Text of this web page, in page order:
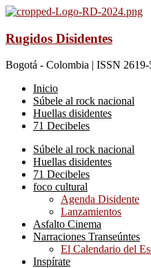
Rugidos Disidentes
Bogotá - Colombia | ISSN 2619-
Inicio
Súbele al rock nacional
Huellas disidentes
71 Decibeles
Súbele al rock nacional
Huellas disidentes
71 Decibeles
foco cultural
Agenda Disidente
Lanzamientos
Asfalto Cinema
Narraciones Transeúntes
El Calendario del
Inspírate